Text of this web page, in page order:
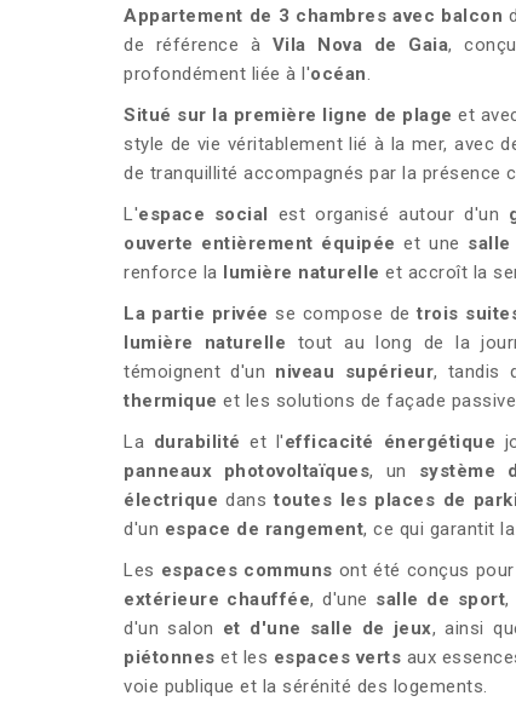
Appartement de 3 chambres avec balcon
de référence à Vila Nova de Gaia,
profondément liée à l'océan.
Situé sur la première ligne de plage et
style de vie véritablement lié à la mer, avec
de tranquillité accompagnés par la présence
L'espace social est organisé autour d'un
ouverte entièrement équipée et une
renforce la lumière naturelle et accroît la
La partie privée se compose detrois
lumière naturelle tout au long de la
témoignent d'un niveau supérieur, tandis
thermique et les solutions de façade
La durabilité et l'efficacité énergétique
panneaux photovoltaïques, un système
électrique danstoutes les places de
d'un espace de rangement, ce qui garantit
Les espaces communs ont été conçus
extérieure chauffée, d'une salle de sport,
d'un salon et d'une salle de jeux, ainsi
piétonnes et les espaces verts aux
voie publique et la sérénité des logements.